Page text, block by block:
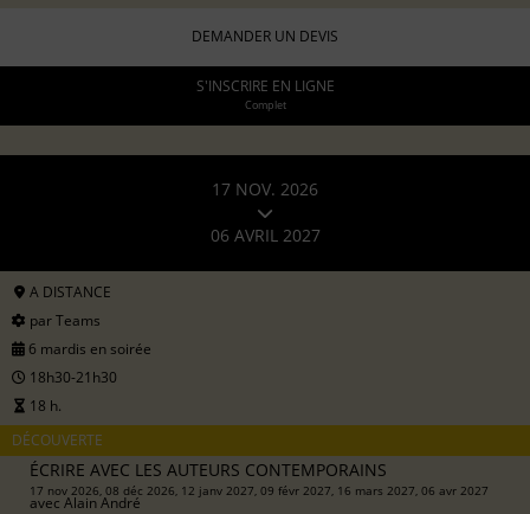
DEMANDER UN DEVIS
S'INSCRIRE EN LIGNE
Complet
17 NOV. 2026
06 AVRIL 2027
A DISTANCE
par Teams
6 mardis en soirée
18h30-21h30
18 h.
DÉCOUVERTE
ÉCRIRE AVEC LES AUTEURS CONTEMPORAINS
17 nov 2026, 08 déc 2026, 12 janv 2027, 09 févr 2027, 16 mars 2027, 06 avr 2027
avec Alain André